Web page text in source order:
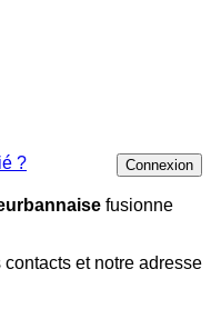
Connexion
?
fusionne
et notre adresse